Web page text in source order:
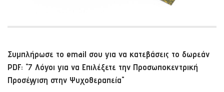
Συμπλήρωσε το email σου για να κατεβάσεις το δωρεάν
PDF: "7 Λόγοι για να Επιλέξετε την Προσωποκεντρική
Προσέγγιση στην Ψυχοθεραπεία"